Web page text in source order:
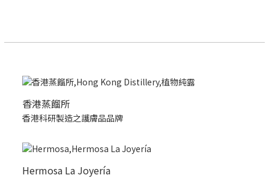
香港蒸餾所
香港科研製造之護膚品品牌
Hermosa La Joyería